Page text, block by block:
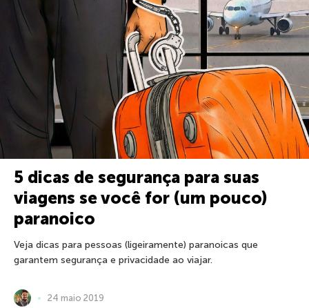
5 dicas de segurança para suas
viagens se você for (um pouco)
paranoico
Veja dicas para pessoas (ligeiramente) paranoicas que
garantem segurança e privacidade ao viajar.
24 maio 2019